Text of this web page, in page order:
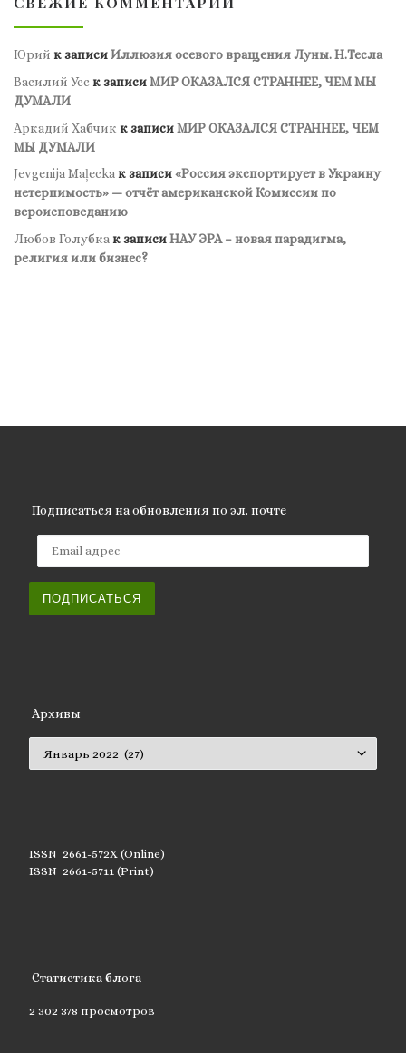
Юрий к записиИллюзия осевого вращения Луны. Н.Тесла
Василий Усс к записиМИР ОКАЗАЛСЯ СТРАННЕЕ, ЧЕМ МЫ
ДУМАЛИ
Аркадий Хабчик к записиМИР ОКАЗАЛСЯ СТРАННЕЕ, ЧЕМ
МЫ ДУМАЛИ
Jevgenija Maļeckaк записи«Россия экспортирует в Украину
нетерпимость» — отчёт американской Комиссии по
вероисповеданию
Любов Голубка к записиНАУ ЭРА – новая парадигма,
религия или бизнес?
Подписаться на обновления по эл. почте
ПОДПИСАТЬСЯ
Архивы
ISSN 2661-572X (Online)
ISSN 2661-5711 (Print)
Статистика блога
2 302 378 просмотров